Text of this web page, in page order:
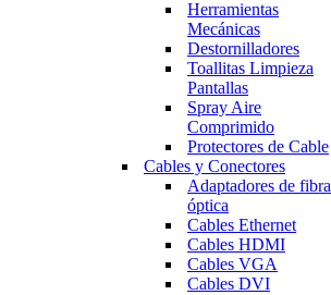
Herramientas
Mecánicas
Destornilladores
Toallitas Limpieza
Pantallas
Spray Aire
Comprimido
Protectores de Cable
Cables y Conectores
Adaptadores de fibra
óptica
Cables Ethernet
Cables HDMI
Cables VGA
Cables DVI